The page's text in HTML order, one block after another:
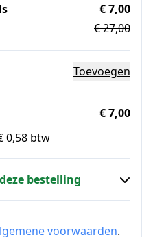
€ 7,00
€ 27,00
Toevoegen
€ 7,00
0,58 btw
bestelling
voorwaarden.